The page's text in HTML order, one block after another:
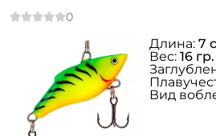
Длина: 7
Вес: 16 гр.
Вид